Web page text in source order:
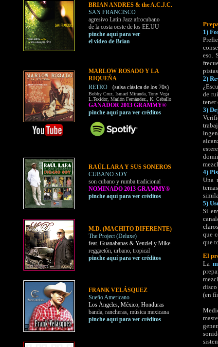
BRIAN ANDRES & the A.C.J.C.
SAN FRANCISCO
agresivo Latin Jazz afrocubano
de la costa oeste de los EE.UU
pinche aquí para ver
el video de Brian
MARLOW ROSADO Y LA
RIQUEÑA
RETRO
(salsa clásica de los 70s)
Bobby Cruz, Ismael Miranda, Tony Vega
L.Texidor, Marlón Fernández., K. Ceballo
GANADOR 2013 GRAMMY®
pinche aquí para ver créditos
RAÚL LARA Y SUS SONEROS
CUBANO SOY
son cubano y rumba tradicional
NOMINADO 2013 GRAMMY®
pinche aquí para ver créditos
M.D. (MACHITO DIFERENTE)
The Project (Deluxe)
feat. Guanabanas & Yenziel y Mike
reggaetón, urbano, tropical
pinche aquí para ver créditos
FRANK VELÁSQUEZ
Sueño Americano
Los Ángeles, México, Honduras
banda, rancheras, música mexicana
pinche aquí para ver créditos
1)
eso.
2)
de
tener
3)
4)
Una
5)
Si
que
que
El
La
(en